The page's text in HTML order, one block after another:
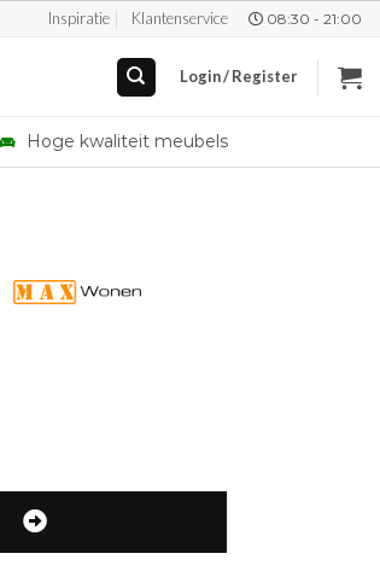
Inspiratie Klantenservice 08:30 - 21:00
Login / Register
Hoge kwaliteit meubels